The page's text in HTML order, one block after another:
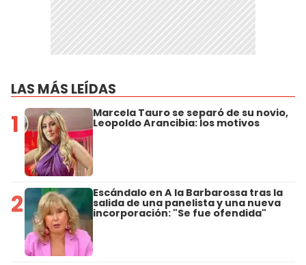
LAS MÁS LEÍDAS
1 Marcela Tauro se separó de su novio,
Leopoldo Arancibia: los motivos
2 Escándalo en A la Barbarossa tras la
salida de una panelista y una nueva
incorporación: "Se fue ofendida"